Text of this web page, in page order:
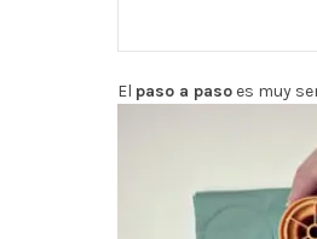
El paso a paso es muy